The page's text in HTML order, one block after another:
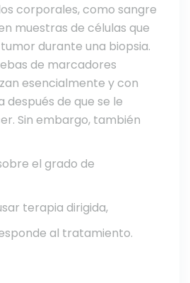
corporales, como sangre
muestras de células que
durante una biopsia.
de marcadores
esencialmente y con
de que se le
Sin embargo, también
el grado de
terapia dirigida,
al tratamiento.